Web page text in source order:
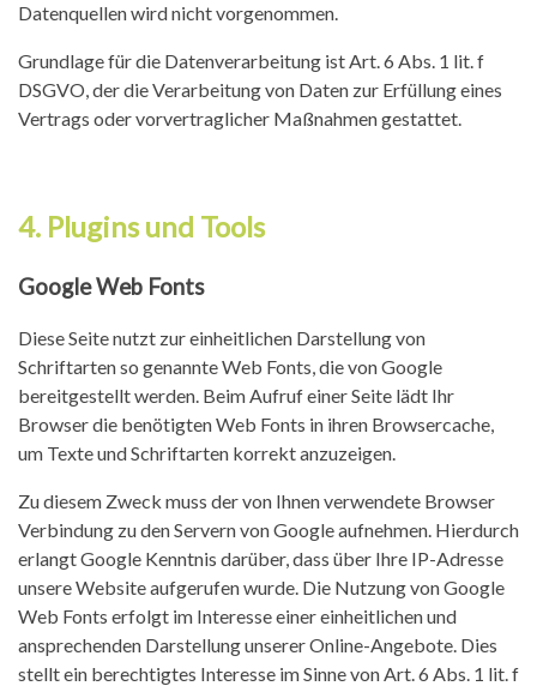
Datenquellen wird nicht vorgenommen.
Grundlage für die Datenverarbeitung ist Art. 6 Abs. 1 lit. f
DSGVO, der die Verarbeitung von Daten zur Erfüllung eines
Vertrags oder vorvertraglicher Maßnahmen gestattet.
4. Plugins und Tools
Google Web Fonts
Diese Seite nutzt zur einheitlichen Darstellung von
Schriftarten so genannte Web Fonts, die von Google
bereitgestellt werden. Beim Aufruf einer Seite lädt Ihr
Browser die benötigten Web Fonts in ihren Browsercache,
um Texte und Schriftarten korrekt anzuzeigen.
Zu diesem Zweck muss der von Ihnen verwendete Browser
Verbindung zu den Servern von Google aufnehmen. Hierdurch
erlangt Google Kenntnis darüber, dass über Ihre IP-Adresse
unsere Website aufgerufen wurde. Die Nutzung von Google
Web Fonts erfolgt im Interesse einer einheitlichen und
ansprechenden Darstellung unserer Online-Angebote. Dies
stellt ein berechtigtes Interesse im Sinne von Art. 6 Abs. 1 lit. f